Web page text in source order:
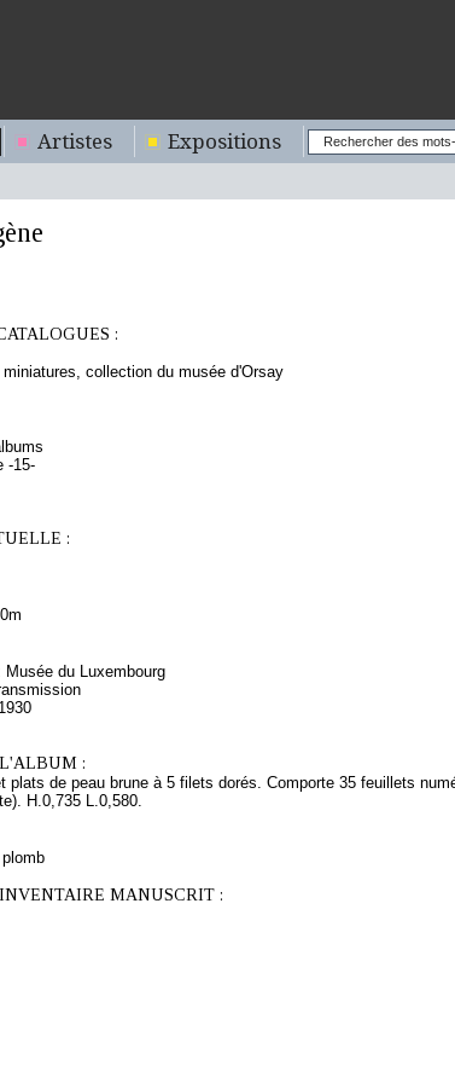
Artistes Expositions
:
collection du musée d'Orsay
-15-
:
Musée du Luxembourg
:
plats de peau brune à 5 filets dorés. Comporte 35 feuillets
H.0,735 L.0,580.
MANUSCRIT :